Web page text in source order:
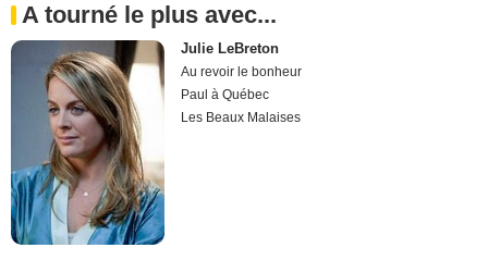
A tourné le plus avec...
Julie LeBreton
Au revoir le bonheur
Paul à Québec
Les Beaux Malaises